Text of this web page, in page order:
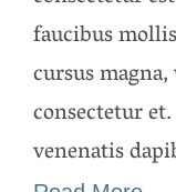
faucibus
cursus
consectetur
venenatis